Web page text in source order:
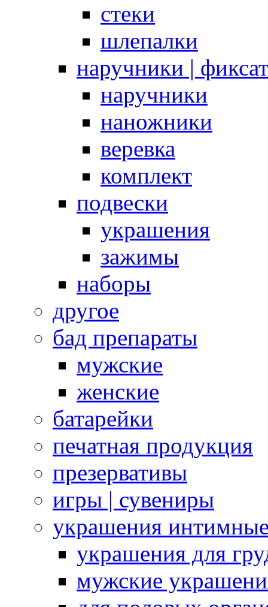
стеки
шлепалки
наручники |
наручники
наножники
веревка
комплект
подвески
украшения
зажимы
наборы
другое
бад препараты
мужские
женские
батарейки
печатная продукция
презервативы
игры | сувениры
украшения
украшения для
мужские